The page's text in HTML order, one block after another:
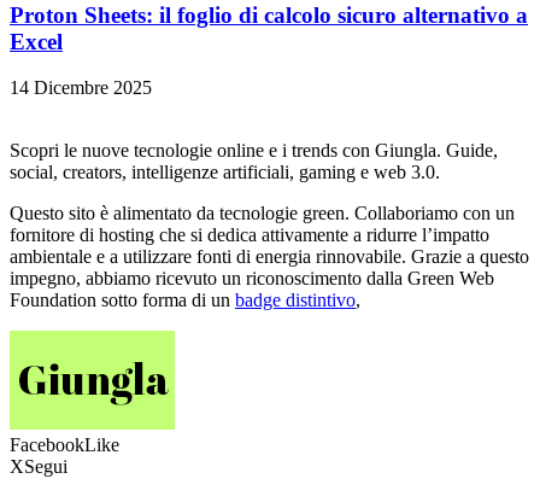
Proton Sheets: il foglio di calcolo sicuro alternativo a
Excel
14 Dicembre 2025
Scopri le nuove tecnologie online e i trends con Giungla. Guide,
social, creators, intelligenze artificiali, gaming e web 3.0.
Questo sito è alimentato da tecnologie green. Collaboriamo con un
fornitore di hosting che si dedica attivamente a ridurre l’impatto
ambientale e a utilizzare fonti di energia rinnovabile. Grazie a questo
impegno, abbiamo ricevuto un riconoscimento dalla Green Web
Foundation sotto forma di un badge distintivo,
FacebookLike
XSegui